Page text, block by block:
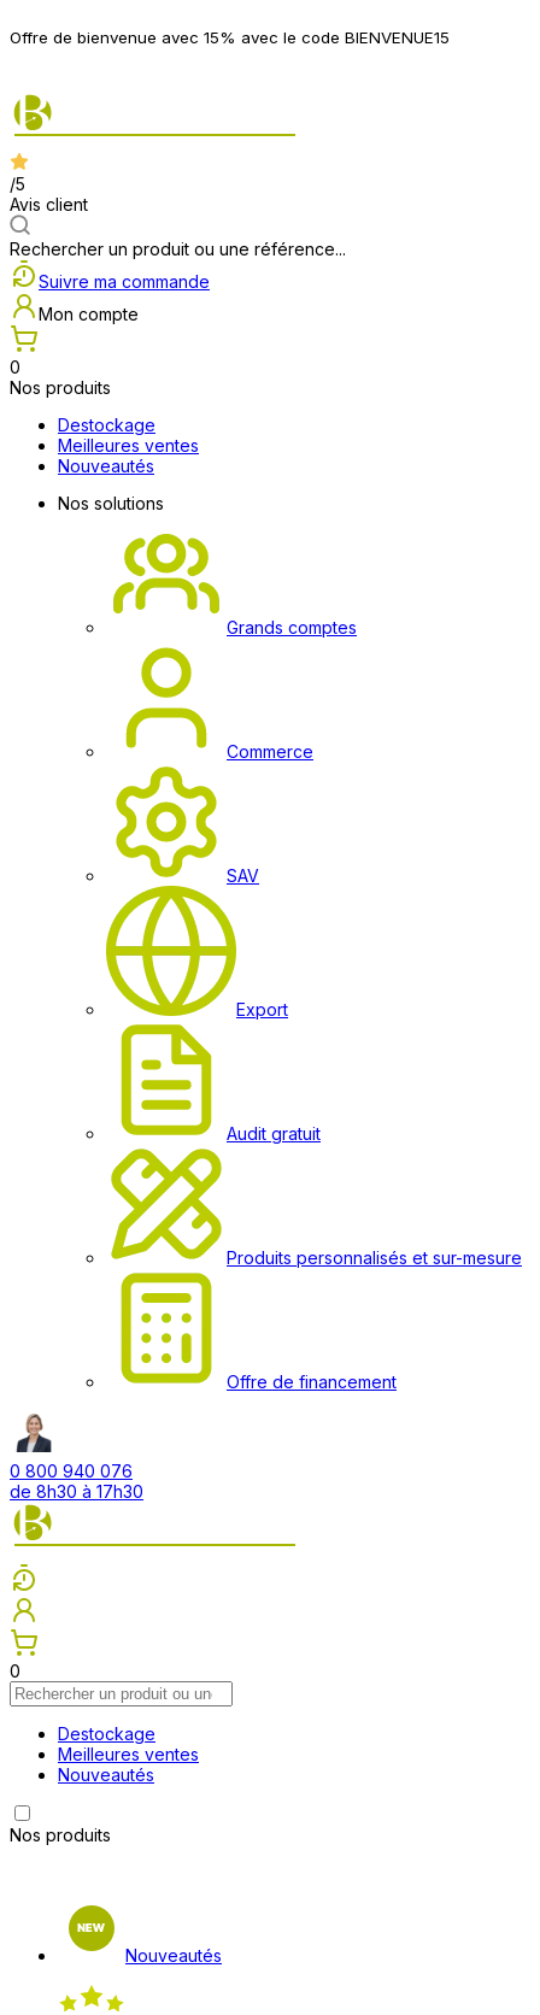
Offre de bienvenue avec 15% avec le code BIENVENUE15
/5
Avis client
Rechercher un produit ou une référence...
Suivre ma commande
Mon compte
0
Nos produits
Destockage
Meilleures ventes
Nouveautés
Nos solutions
Grands comptes
Commerce
SAV
Export
Audit gratuit
Produits personnalisés et sur-mesure
Offre de financement
0 800 940 076
de 8h30 à 17h30
0
Destockage
Meilleures ventes
Nouveautés
Nos produits
Nouveautés